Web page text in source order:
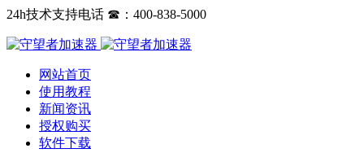
24h技术支持电话 ☎：400-838-5000
网站首页
使用教程
新闻资讯
授权购买
软件下载